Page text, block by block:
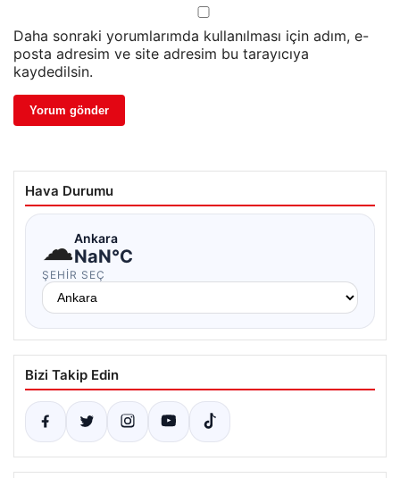
Daha sonraki yorumlarımda kullanılması için adım, e-
posta adresim ve site adresim bu tarayıcıya
kaydedilsin.
Hava Durumu
☁Ankara
NaN°C
ŞEHIR SEÇ
Bizi Takip Edin